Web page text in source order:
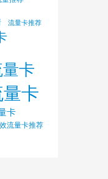
流量卡推荐
卡
卡
卡
流量卡推荐